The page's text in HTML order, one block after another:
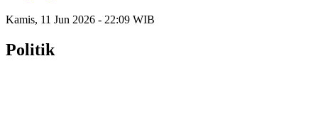
Kamis, 11 Jun 2026 - 22:09 WIB
Politik